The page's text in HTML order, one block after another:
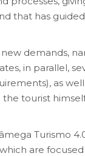
that has
demands,
in parallel,
as
tourist
Turismo
are